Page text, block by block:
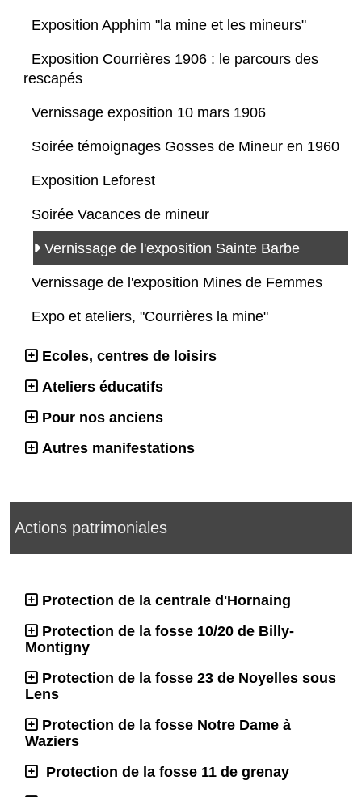
Exposition Apphim "la mine et les mineurs"
Exposition Courrières 1906 : le parcours des
rescapés
Vernissage exposition 10 mars 1906
Soirée témoignages Gosses de Mineur en 1960
Exposition Leforest
Soirée Vacances de mineur
Vernissage de l'exposition Sainte Barbe
Vernissage de l'exposition Mines de Femmes
Expo et ateliers, "Courrières la mine"
Ecoles, centres de loisirs
Ateliers éducatifs
Pour nos anciens
Autres manifestations
Actions patrimoniales
Protection de la centrale d'Hornaing
Protection de la fosse 10/20 de Billy-
Montigny
Protection de la fosse 23 de Noyelles sous
Lens
Protection de la fosse Notre Dame à
Waziers
Protection de la fosse 11 de grenay